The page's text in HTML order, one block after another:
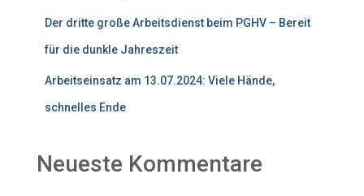
Der dritte große Arbeitsdienst beim PGHV – Bereit
für die dunkle Jahreszeit
Arbeitseinsatz am 13.07.2024: Viele Hände,
schnelles Ende
Neueste Kommentare